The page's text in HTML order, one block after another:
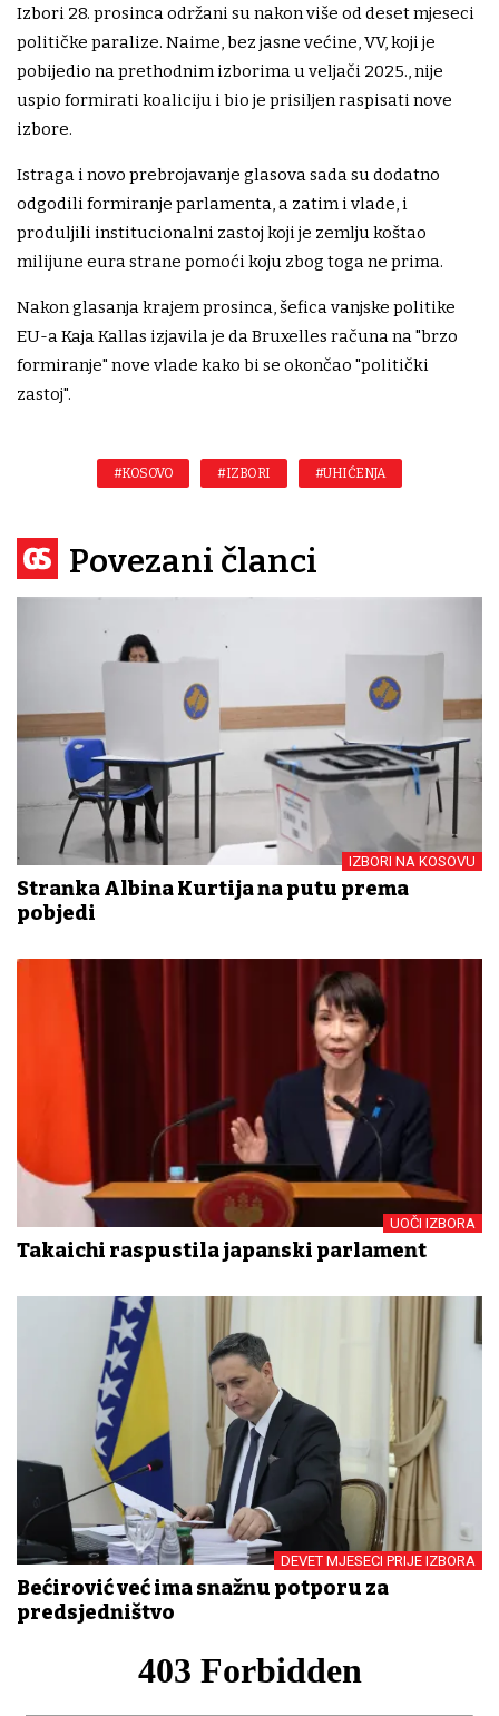
Izbori 28. prosinca održani su nakon više od deset mjeseci
političke paralize. Naime, bez jasne većine, VV, koji je
pobijedio na prethodnim izborima u veljači 2025., nije
uspio formirati koaliciju i bio je prisiljen raspisati nove
izbore.
Istraga i novo prebrojavanje glasova sada su dodatno
odgodili formiranje parlamenta, a zatim i vlade, i
produljili institucionalni zastoj koji je zemlju koštao
milijune eura strane pomoći koju zbog toga ne prima.
Nakon glasanja krajem prosinca, šefica vanjske politike
EU-a Kaja Kallas izjavila je da Bruxelles računa na "brzo
formiranje" nove vlade kako bi se okončao "politički
zastoj".
#KOSOVO #IZBORI #UHIĆENJA
Povezani članci
IZBORI NA KOSOVU
Stranka Albina Kurtija na putu prema
pobjedi
UOČI IZBORA
Takaichi raspustila japanski parlament
DEVET MJESECI PRIJE IZBORA
Bećirović već ima snažnu potporu za
predsjedništvo